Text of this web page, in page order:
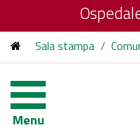
Sala stampa /
simultanee in onco-
Menu